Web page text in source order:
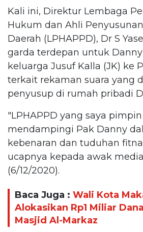
Kali ini, Direktur Lembaga
Hukum dan Ahli
Daerah (LPHAPPD), Dr S
garda terdepan untuk
keluarga Jusuf Kalla (JK) ke
terkait rekaman suara yang
penyusup di rumah pribadi
"LPHAPPD yang saya
mendampingi Pak Danny
kebenaran dan tuduhan
ucapnya kepada awak
(6/12/2020).
Baca Juga : Wali Kota
Alokasikan Rp1 Miliar
Masjid Al-Markaz